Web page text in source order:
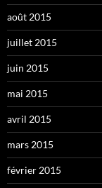
août 2015
juillet 2015
juin 2015
mai 2015
avril 2015
mars 2015
février 2015